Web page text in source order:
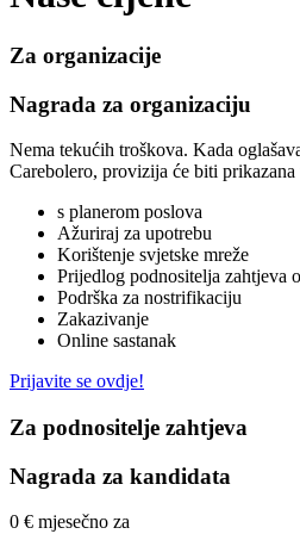
Za organizacije
Nagrada za organizaciju
Nema tekućih troškova. Kada
Carebolero, provizija će biti prikazana
s planerom poslova
Ažuriraj za upotrebu
Korištenje svjetske mreže
Prijedlog podnositelja zahtjeva
Podrška za nostrifikaciju
Zakazivanje
Online sastanak
Prijavite se ovdje!
Za podnositelje zahtjeva
Nagrada za kandidata
0 € mjesečno za